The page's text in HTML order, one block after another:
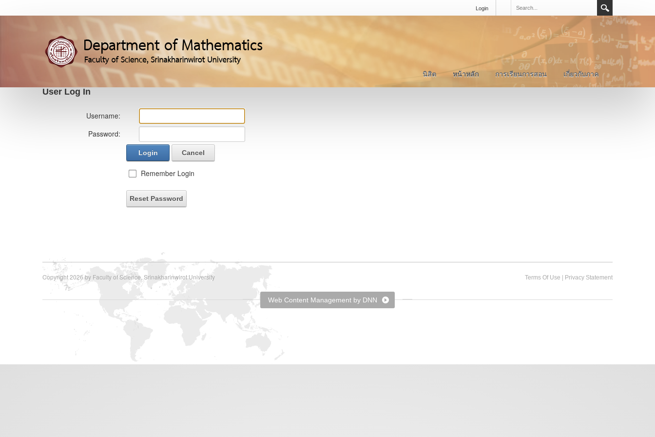
Login
นิสิต หน้าหลัก การเรียนการสอน เกี่ยวกับภาค
User Log In
Username:
Password:
Login Cancel
Remember Login
Reset Password
Terms Of Use | Privacy Statement
Copyright 2026 by Faculty of Science, Srinakharinwirot University
Web Content Management by DNN